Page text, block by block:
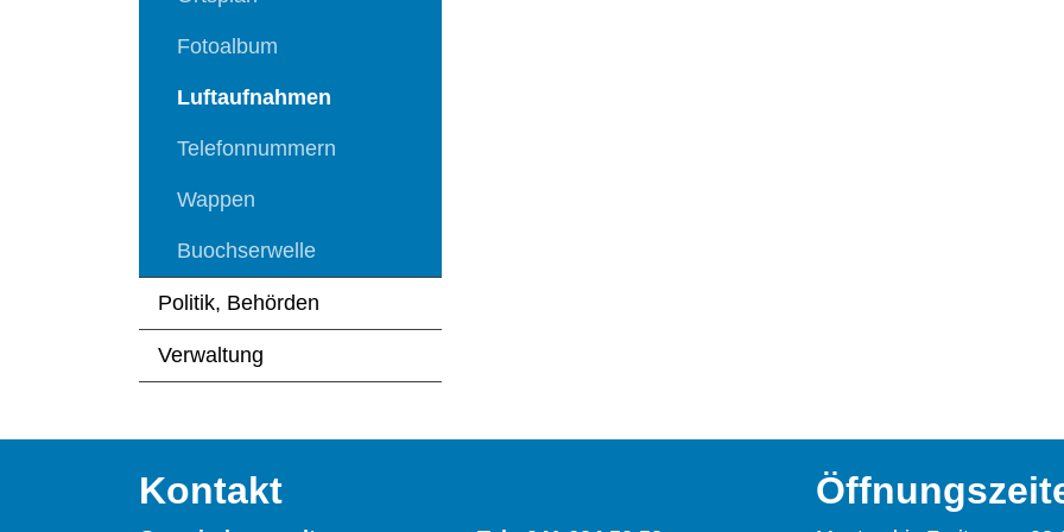
Fotoalbum
Luftaufnahmen
(ausgewählt)
Telefonnummern
Wappen
Buochserwelle
Politik, Behörden
Verwaltung
Kontakt